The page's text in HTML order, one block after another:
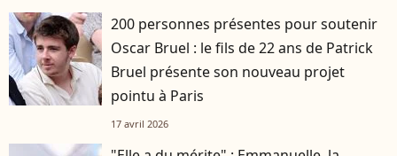
200 personnes présentes pour soutenir
Oscar Bruel : le fils de 22 ans de Patrick
Bruel présente son nouveau projet
pointu à Paris
17 avril 2026